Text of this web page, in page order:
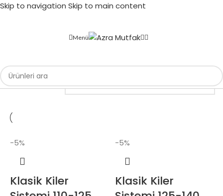
Skip to navigation Skip to main content
Menü
Filtreler
-5%
Klasik Kiler
-5%
Klasik Kiler